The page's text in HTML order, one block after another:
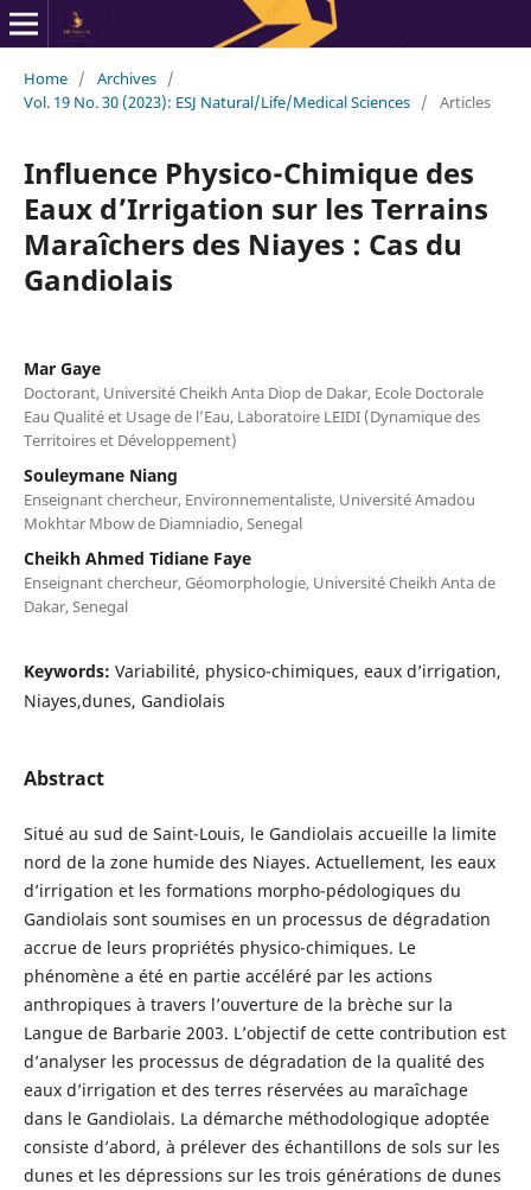
Home / Archives /
Vol. 19 No. 30 (2023): ESJ Natural/Life/Medical Sciences / Articles
Influence Physico-Chimique des
Eaux d’Irrigation sur les Terrains
Maraîchers des Niayes : Cas du
Gandiolais
Mar Gaye
Doctorant, Université Cheikh Anta Diop de Dakar, Ecole Doctorale
Eau Qualité et Usage de l’Eau, Laboratoire LEIDI (Dynamique des
Territoires et Développement)
Souleymane Niang
Enseignant chercheur, Environnementaliste, Université Amadou
Mokhtar Mbow de Diamniadio, Senegal
Cheikh Ahmed Tidiane Faye
Enseignant chercheur, Géomorphologie, Université Cheikh Anta de
Dakar, Senegal
Keywords: Variabilité, physico-chimiques, eaux d’irrigation,
Niayes,dunes, Gandiolais
Abstract
Situé au sud de Saint-Louis, le Gandiolais accueille la limite
nord de la zone humide des Niayes. Actuellement, les eaux
d’irrigation et les formations morpho-pédologiques du
Gandiolais sont soumises en un processus de dégradation
accrue de leurs propriétés physico-chimiques. Le
phénomène a été en partie accéléré par les actions
anthropiques à travers l’ouverture de la brèche sur la
Langue de Barbarie 2003. L’objectif de cette contribution est
d’analyser les processus de dégradation de la qualité des
eaux d’irrigation et des terres réservées au maraîchage
dans le Gandiolais. La démarche méthodologique adoptée
consiste d’abord, à prélever des échantillons de sols sur les
dunes et les dépressions sur les trois générations de dunes